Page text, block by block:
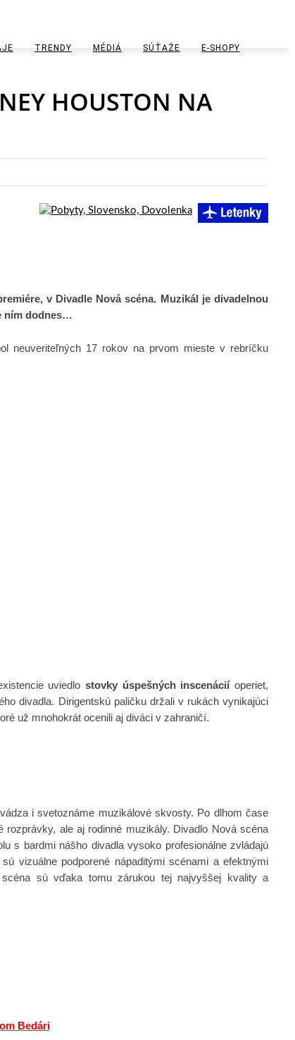
KRAJ
KRAJ
TRENDY
ENVIRO
TECHNOLÓGIE
MÉDIÁ
VIDEÁ
SÚŤAŽE E-SHOPY
HOUSTON NA
v Divadle Nová scéna. Muzikál je divadelnou
ním dodnes…
neuveriteľných 17 rokov na prvom mieste v rebríčku
uviedlostovky úspešných inscenáciíoperiet,
divadla. Dirigentskú paličku držali v rukách vynikajúci
už mnohokrát ocenili aj diváci v zahraničí.
i svetoznáme muzikálové skvosty. Po dlhom čase
ale aj rodinné muzikály. Divadlo Nová scéna
s bardmi nášho divadla vysoko profesionálne zvládajú
vizuálne podporené nápaditými scénami a efektnými
scéna sú vďaka tomu zárukou tej najvyššej kvality a
Bedári